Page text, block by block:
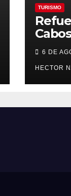
TURISMO
ante
6 DE
HECTOR